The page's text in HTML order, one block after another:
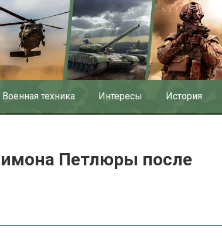
Военная техника Интересы История
Петлюры после